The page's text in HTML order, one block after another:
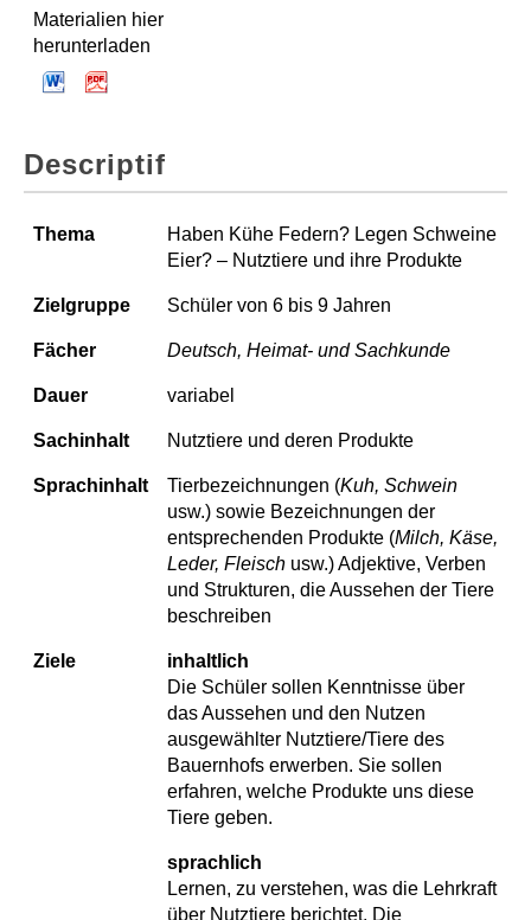
Materialien hier
herunterladen
Descriptif
Thema
Haben Kühe Federn? Legen Schweine
Eier? – Nutztiere und ihre Produkte
Zielgruppe Schüler von 6 bis 9 Jahren
Fächer Deutsch, Heimat- und Sachkunde
Dauer variabel
Sachinhalt Nutztiere und deren Produkte
Sprachinhalt Tierbezeichnungen (Kuh, Schwein
usw.) sowie Bezeichnungen der
entsprechenden Produkte (Milch, Käse,
Leder, Fleisch usw.) Adjektive, Verben
und Strukturen, die Aussehen der Tiere
beschreiben
Ziele
inhaltlich
Die Schüler sollen Kenntnisse über
das Aussehen und den Nutzen
ausgewählter Nutztiere/Tiere des
Bauernhofs erwerben. Sie sollen
erfahren, welche Produkte uns diese
Tiere geben.
sprachlich
Lernen, zu verstehen, was die Lehrkraft
über Nutztiere berichtet, Die